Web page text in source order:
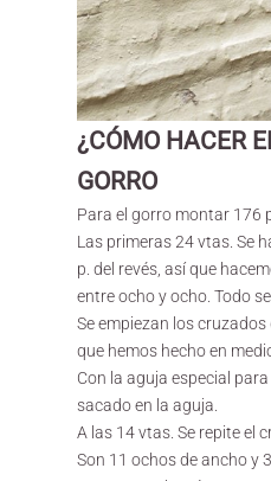
¿CÓMO HACER
GORRO
Para el gorro montar 176
Las primeras 24 vtas. Se
p. del revés, así que
entre ocho y ocho. Todo
Se empiezan los
que hemos hecho en
Con la aguja especial
sacado en la aguja.
A las 14 vtas. Se repite el
Son 11 ochos de ancho y